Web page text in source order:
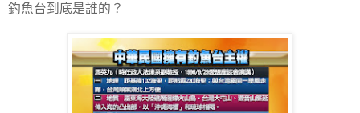
釣魚台到底是誰的？